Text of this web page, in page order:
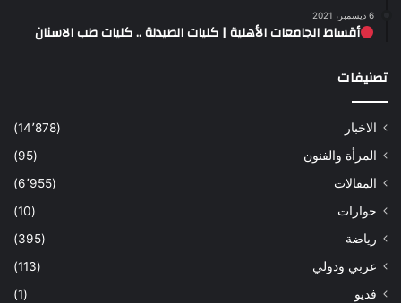
6 ديسمبر، 2021
أقساط الجامعات الأهلية | كليات الصيدلة .. كليات طب الاسنان
تصنيفات
الاخبار
(14٬878)
المرأة والفنون
(95)
المقالات
(6٬955)
حوارات
(10)
رياضة
(395)
عربي ودولي
(113)
فديو
(1)